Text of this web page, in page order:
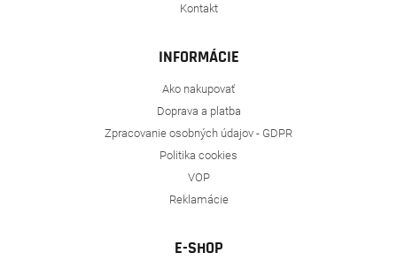
Kontakt
INFORMÁCIE
Ako nakupovať
Doprava a platba
Zpracovanie osobných údajov - GDPR
Politika cookies
VOP
Reklamácie
E-SHOP